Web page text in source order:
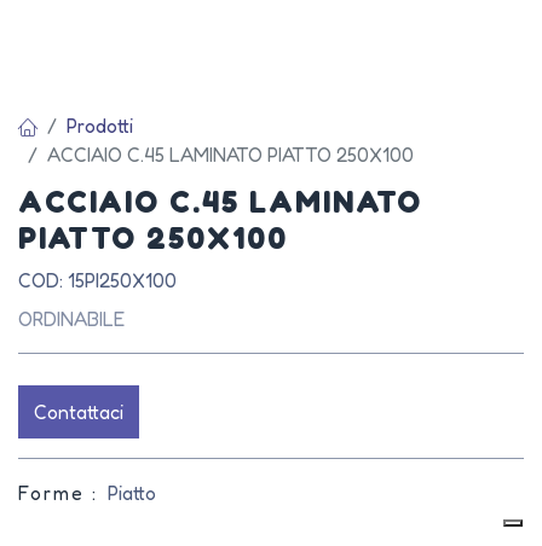
Prodotti
ACCIAIO C.45 LAMINATO PIATTO 250X100
ACCIAIO C.45 LAMINATO
PIATTO 250X100
COD: 15PI250X100
ORDINABILE
Contattaci
Forme : Piatto